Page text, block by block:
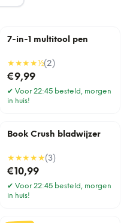
7-in-1 multitool pen
★★★★½(2 )
€9,99
✔ Voor 22:45 besteld, morgen
in huis!
Book Crush bladwijzer
★★★★★(3)
€10,99
✔ Voor 22:45 besteld, morgen
in huis!